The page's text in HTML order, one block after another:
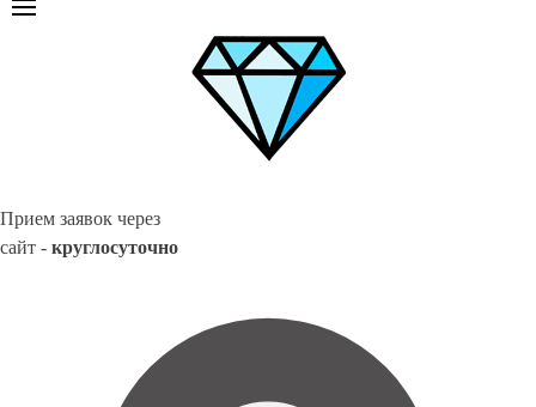
Прием заявок через
сайт - круглосуточно